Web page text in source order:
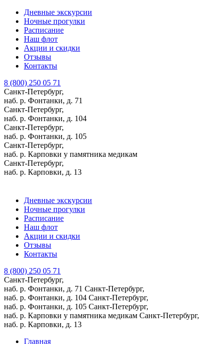
Дневные экскурсии
Ночные прогулки
Расписание
Наш флот
Акции и скидки
Отзывы
Контакты
8 (800) 250 05 71
Санкт-Петербург,
наб. р. Фонтанки, д. 71
Санкт-Петербург,
наб. р. Фонтанки, д. 104
Санкт-Петербург,
наб. р. Фонтанки, д. 105
Санкт-Петербург,
наб. р. Карповки у памятника медикам
Санкт-Петербург,
наб. р. Карповки, д. 13
Дневные экскурсии
Ночные прогулки
Расписание
Наш флот
Акции и скидки
Отзывы
Контакты
8 (800) 250 05 71
Санкт-Петербург,
наб. р. Фонтанки, д. 71 Санкт-Петербург,
наб. р. Фонтанки, д. 104 Санкт-Петербург,
наб. р. Фонтанки, д. 105 Санкт-Петербург,
наб. р. Карповки у памятника медикам Санкт-Петербург,
наб. р. Карповки, д. 13
Главная